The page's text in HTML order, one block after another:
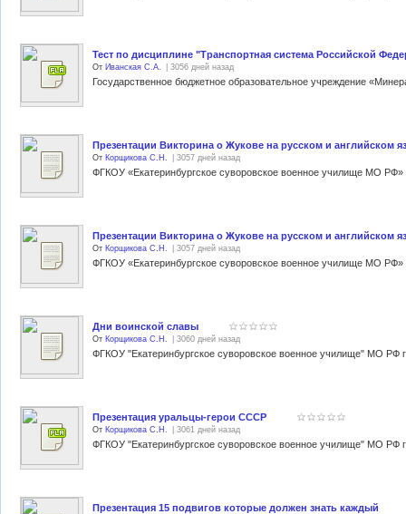
Тест по дисциплине "Транспортная система Российской
От Иванская С.А. | 3056 дней назад
Презентации Викторина о Жукове на русском и английском
От Корщикова С.Н. | 3057 дней назад
Презентации Викторина о Жукове на русском и английском
От Корщикова С.Н. | 3057 дней назад
Дни воинской славы
От Корщикова С.Н. | 3060 дней назад
Презентация уральцы-герои СССР
От Корщикова С.Н. | 3061 дней назад
Презентация 15 подвигов которые должен знать каждый